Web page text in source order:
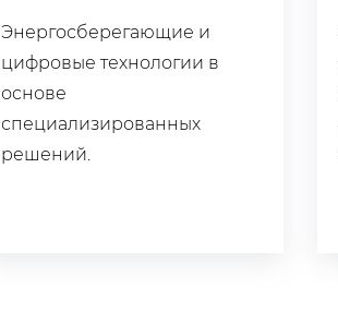
Энергосберегающие и
цифровые технологии в
основе
специализированных
решений.